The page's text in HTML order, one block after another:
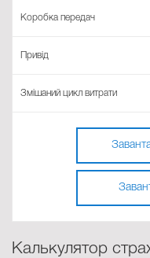
Коробка передач
Привід
Змішаний цикл витрати
Калькулятор